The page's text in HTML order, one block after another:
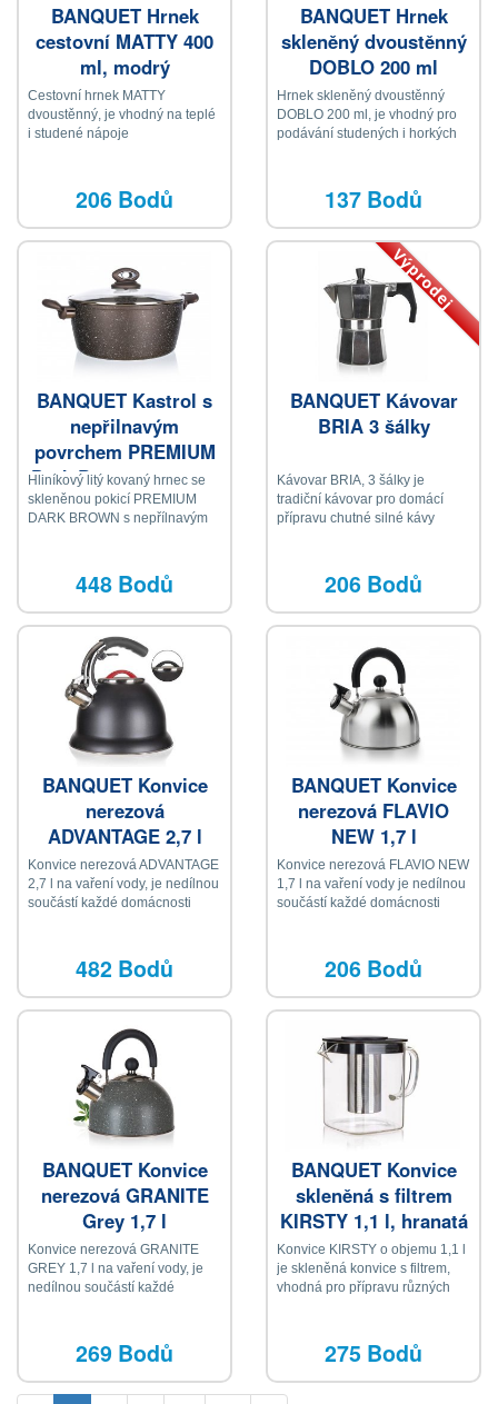
BANQUET Hrnek
cestovní MATTY 400
ml, modrý
Cestovní hrnek MATTY
dvoustěnný, je vhodný na teplé
i studené nápoje
206 Bodů
BANQUET Hrnek
skleněný dvoustěnný
DOBLO 200 ml
Hrnek skleněný dvoustěnný
DOBLO 200 ml, je vhodný pro
podávání studených i horkých
137 Bodů
BANQUET Kastrol s
nepřilnavým
povrchem PREMIUM
Dark Brown 24 x 10,5
cm, s poklicí
Hliníkový litý kovaný hrnec se
skleněnou pokicí PREMIUM
DARK BROWN s nepřílnavým
3 mm, plně indukční dno, soft-
touch rukojeťi a knob
448 Bodů
Výprodej
BANQUET Kávovar
BRIA 3 šálky
Kávovar BRIA, 3 šálky je
tradiční kávovar pro domácí
přípravu chutné silné kávy
206 Bodů
BANQUET Konvice
nerezová
ADVANTAGE 2,7 l
Konvice nerezová ADVANTAGE
2,7 l na vaření vody, je nedílnou
součástí každé domácnosti
482 Bodů
BANQUET Konvice
nerezová FLAVIO
NEW 1,7 l
Konvice nerezová FLAVIO NEW
1,7 l na vaření vody je nedílnou
součástí každé domácnosti
206 Bodů
BANQUET Konvice
nerezová GRANITE
Grey 1,7 l
Konvice nerezová GRANITE
GREY 1,7 l na vaření vody, je
nedílnou součástí každé
269 Bodů
BANQUET Konvice
skleněná s filtrem
KIRSTY 1,1 l, hranatá
Konvice KIRSTY o objemu 1,1 l
je skleněná konvice s filtrem,
vhodná pro přípravu různých
275 Bodů